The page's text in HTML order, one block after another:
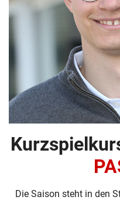
Die Saison steht in den